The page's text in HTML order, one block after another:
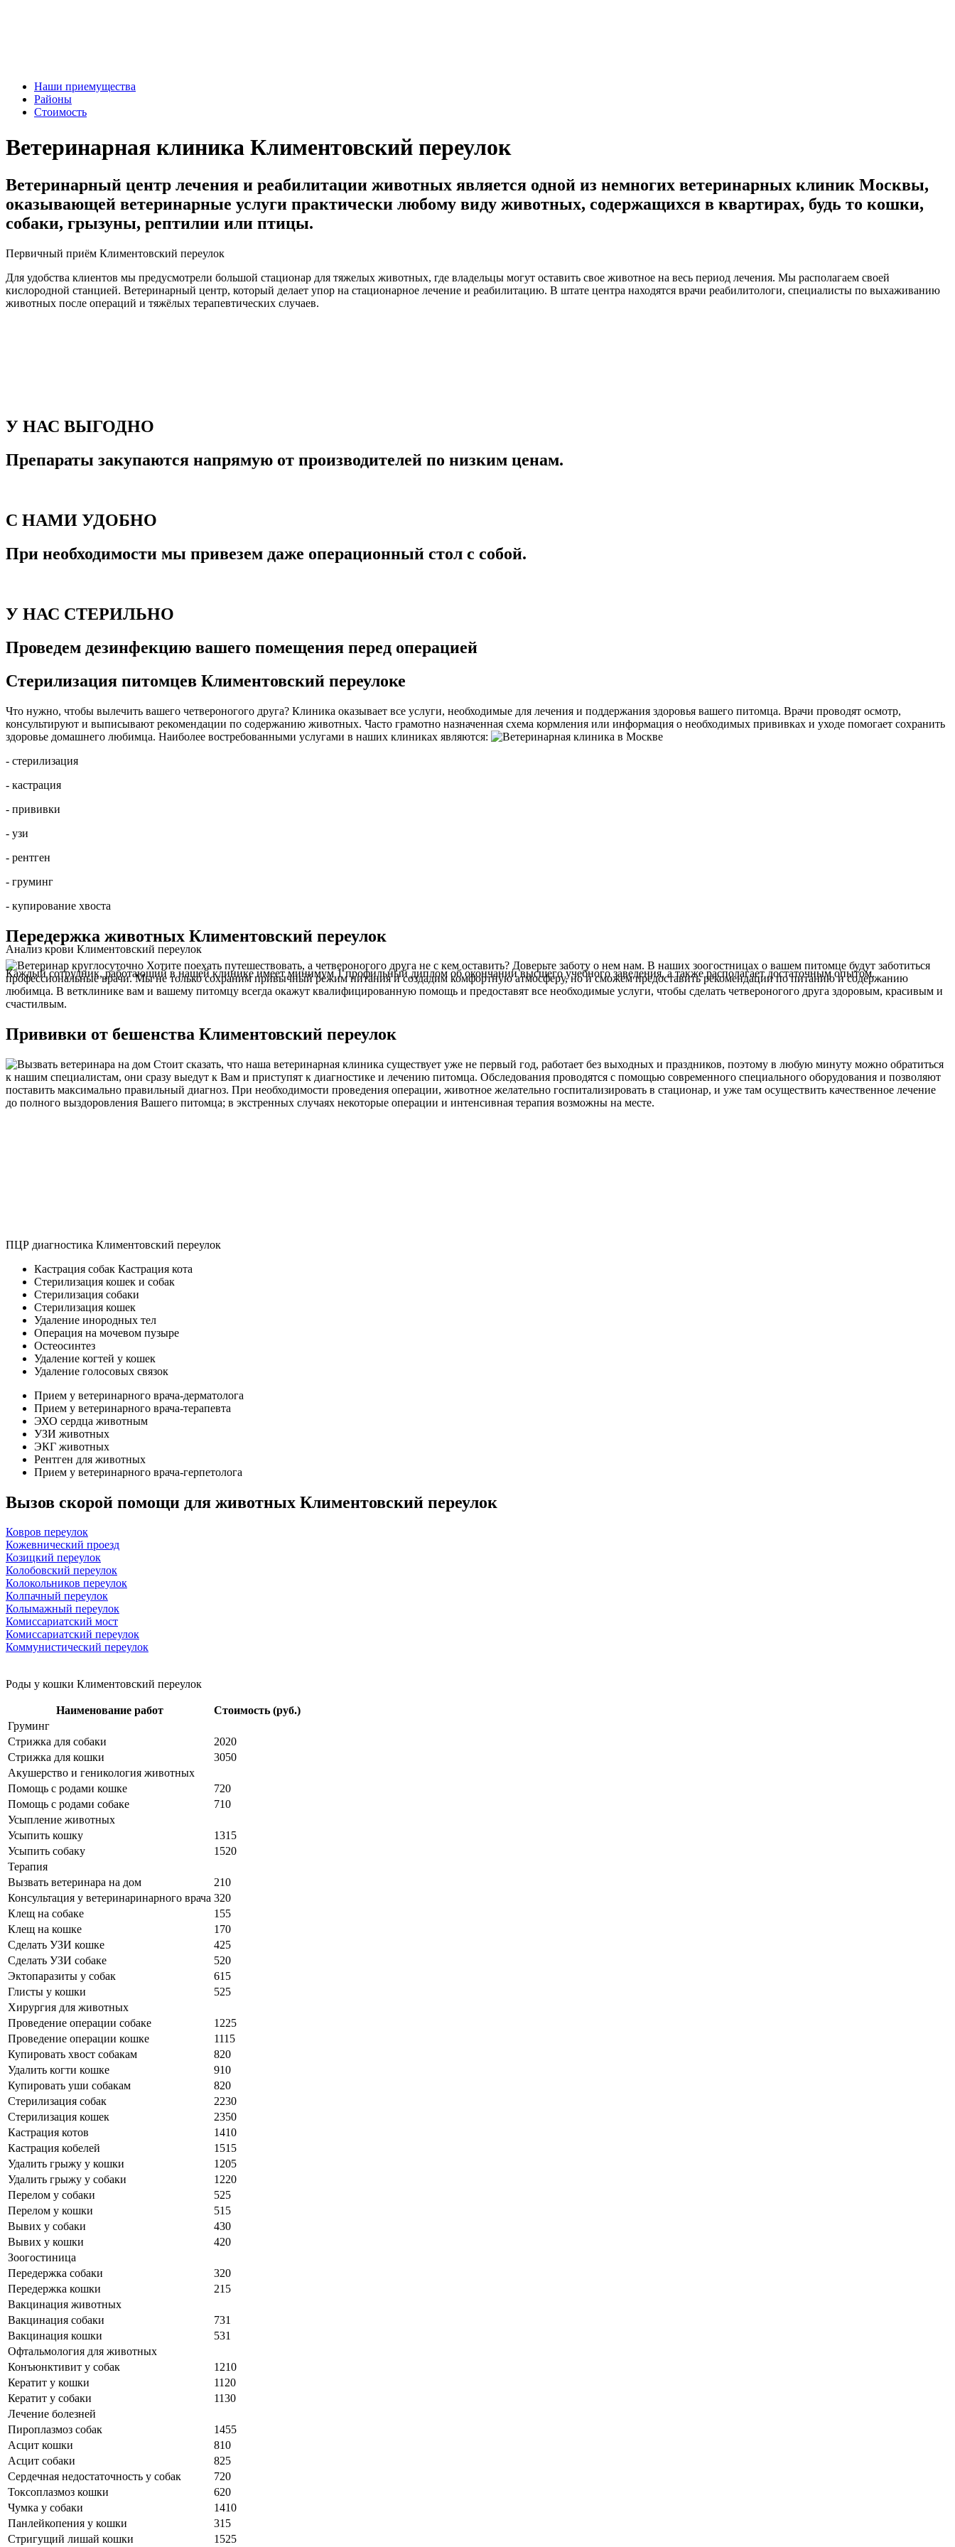
Наши приемущества
Районы
Стоимость
Ветеринарная клиника Климентовский переулок
Ветеринарный центр лечения и реабилитации животных является одной из немногих ветеринарных клиник Москвы,
оказывающей ветеринарные услуги практически любому виду животных, содержащихся в квартирах, будь то кошки,
собаки, грызуны, рептилии или птицы.
Первичный приём Климентовский переулок
Для удобства клиентов мы предусмотрели большой стационар для тяжелых животных, где владельцы могут оставить свое животное на весь период лечения. Мы располагаем своей
кислородной станцией. Ветеринарный центр, который делает упор на стационарное лечение и реабилитацию. В штате центра находятся врачи реабилитологи, специалисты по выхаживанию
животных после операций и тяжёлых терапевтических случаев.
У НАС ВЫГОДНО
Препараты закупаются напрямую от производителей по низким ценам.
С НАМИ УДОБНО
При необходимости мы привезем даже операционный стол с собой.
У НАС СТЕРИЛЬНО
Проведем дезинфекцию вашего помещения перед операцией
Стерилизация питомцев Климентовский переулоке
Что нужно, чтобы вылечить вашего четвероногого друга? Клиника оказывает все услуги, необходимые для лечения и поддержания здоровья вашего питомца. Врачи проводят осмотр,
консультируют и выписывают рекомендации по содержанию животных. Часто грамотно назначенная схема кормления или информация о необходимых прививках и уходе помогает сохранить
здоровье домашнего любимца. Наиболее востребованными услугами в наших клиниках являются:
- стерилизация
- кастрация
- прививки
- узи
- рентген
- груминг
- купирование хвоста
Передержка животных Климентовский переулок
Хотите поехать путешествовать, а четвероногого друга не с кем оставить? Доверьте заботу о нем нам. В наших зоогостницах о вашем питомце будут заботиться
профессиональные врачи. Мы не только сохраним привычный режим питания и создадим комфортную атмосферу, но и сможем предоставить рекомендации по питанию и содержанию
любимца. В ветклинике вам и вашему питомцу всегда окажут квалифицированную помощь и предоставят все необходимые услуги, чтобы сделать четвероногого друга здоровым, красивым и
счастилвым.
Прививки от бешенства Климентовский переулок
Стоит сказать, что наша ветеринарная клиника существует уже не первый год, работает без выходных и праздников, поэтому в любую минуту можно обратиться
к нашим специалистам, они сразу выедут к Вам и приступят к диагностике и лечению питомца. Обследования проводятся с помощью современного специального оборудования и позволяют
поставить максимально правильный диагноз. При необходимости проведения операции, животное желательно госпитализировать в стационар, и уже там осуществить качественное лечение
до полного выздоровления Вашего питомца; в экстренных случаях некоторые операции и интенсивная терапия возможны на месте.
Анализ крови Климентовский переулок
Каждый сотрудник, работающий в нашей клинике имеет минимум 1 профильный диплом об окончании высшего учебного заведения, а также располагает достаточным опытом.
ПЦР диагностика Климентовский переулок
Кастрация собак Кастрация кота
Стерилизация кошек и собак
Стерилизация собаки
Стерилизация кошек
Удаление инородных тел
Операция на мочевом пузыре
Остеосинтез
Удаление когтей у кошек
Удаление голосовых связок
Прием у ветеринарного врача-дерматолога
Прием у ветеринарного врача-терапевта
ЭХО сердца животным
УЗИ животных
ЭКГ животных
Рентген для животных
Прием у ветеринарного врача-герпетолога
Вызов скорой помощи для животных Климентовский переулок
Ковров переулок
Кожевнический проезд
Козицкий переулок
Колобовский переулок
Колокольников переулок
Колпачный переулок
Колымажный переулок
Комиссариатский мост
Комиссариатский переулок
Коммунистический переулок
Роды у кошки Климентовский переулок
Наименование работ
Стоимость (руб.)
Груминг
Стрижка для собаки
2020
Стрижка для кошки
3050
Акушерство и геникология животных
Помощь с родами кошке
720
Помощь с родами собаке
710
Усыпление животных
Усыпить кошку
1315
Усыпить собаку
1520
Терапия
Вызвать ветеринара на дом
210
Консультация у ветеринаринарного врача 320
Клещ на собаке
155
Клещ на кошке
170
Сделать УЗИ кошке
425
Сделать УЗИ собаке
520
Эктопаразиты у собак
615
Глисты у кошки
525
Хирургия для животных
Проведение операции собаке
1225
Проведение операции кошке
1115
Купировать хвост собакам
820
Удалить когти кошке
910
Купировать уши собакам
820
Стерилизация собак
2230
Стерилизация кошек
2350
Кастрация котов
1410
Кастрация кобелей
1515
Удалить грыжу у кошки
1205
Удалить грыжу у собаки
1220
Перелом у собаки
525
Перелом у кошки
515
Вывих у собаки
430
Вывих у кошки
420
Зоогостиница
Передержка собаки
320
Передержка кошки
215
Вакцинация животных
Вакцинация собаки
731
Вакцинация кошки
531
Офтальмология для животных
Конъюнктивит у собак
1210
Кератит у кошки
1120
Кератит у собаки
1130
Лечение болезней
Пироплазмоз собак
1455
Асцит кошки
810
Асцит собаки
825
Сердечная недостаточность у собак
720
Токсоплазмоз кошки
620
Чумка у собаки
1410
Панлейкопения у кошки
315
Стригущий лишай кошки
1525